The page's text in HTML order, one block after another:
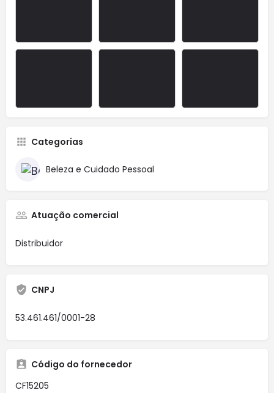
Categorias
Beleza e Cuidado Pessoal
Atuação comercial
Distribuidor
CNPJ
53.461.461/0001-28
Código do fornecedor
CF15205